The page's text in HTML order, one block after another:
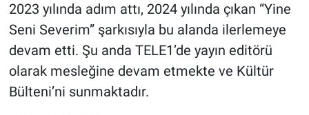
2023 yılında adım attı, 2024 yılında çıkan “Yine
Seni Severim” şarkısıyla bu alanda ilerlemeye
devam etti. Şu anda TELE1’de yayın editörü
olarak mesleğine devam etmekte ve Kültür
Bülteni’ni sunmaktadır.